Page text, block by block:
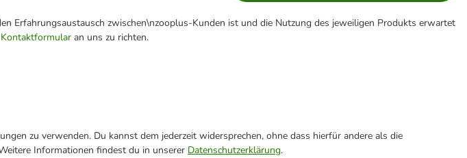
Erfahrungsaustausch zwischen\nzooplus-Kunden ist und die Nutzung des jeweiligen Produkts erwartet
Kontaktformular an uns zu richten.
zu verwenden. Du kannst dem jederzeit widersprechen, ohne dass hierfür andere als die
Informationen findest du in unserer Datenschutzerklärung.